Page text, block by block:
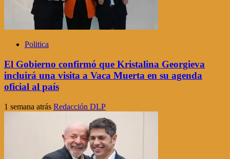
Politica
El Gobierno confirmó que Kristalina Georgieva
incluirá una visita a Vaca Muerta en su agenda
oficial al país
1 semana atrás Redacción DLP